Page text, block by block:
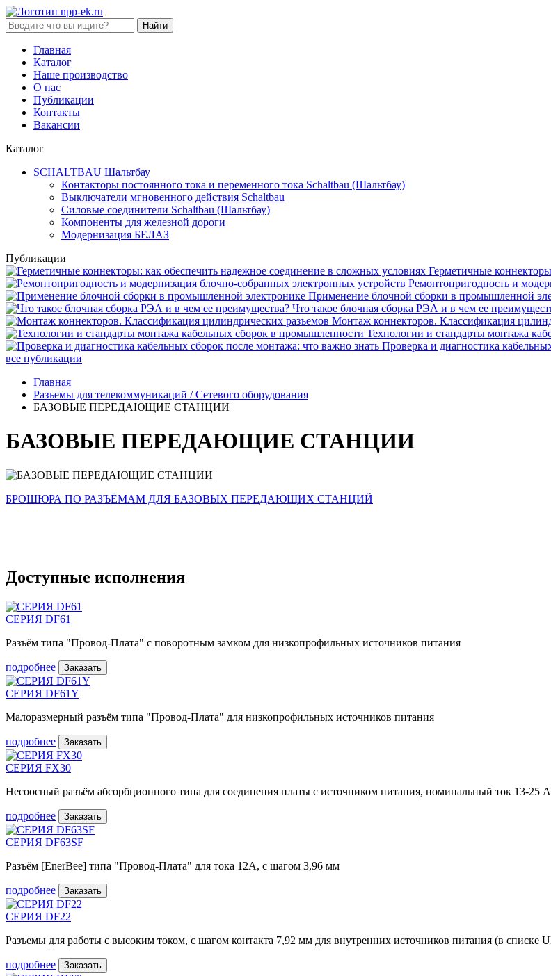
Найти
Главная
Каталог
Наше производство
О нас
Публикации
Контакты
Вакансии
Каталог
SCHALTBAU Шальтбау
Контакторы постоянного тока и переменного тока Sсhaltbau (Шальтбау)
Выключатели мгновенного действия Sсhaltbau
Силовые соединители Sсhaltbau (Шальтбау)
Компоненты для железной дороги
Модернизация БЕЛАЗ
Публикации
Герметичные
Ремонтопригодность и
Применение блочной сборки в промышленной
Что такое блочная сборка РЭА и в чем ее
Монтаж коннекторов. Классификация
Технологии и стандарты монтажа
Проверка и диагностика
все публикации
Главная
Разъемы для телекоммуникаций / Сетевого оборудования
БАЗОВЫЕ ПЕРЕДАЮЩИЕ СТАНЦИИ
БАЗОВЫЕ ПЕРЕДАЮЩИЕ СТАНЦИИ
БРОШЮРА ПО РАЗЪЁМАМ ДЛЯ БАЗОВЫХ ПЕРЕДАЮЩИХ СТАНЦИЙ
Доступные исполнения
СЕРИЯ DF61
Разъём типа "Провод-Плата" с поворотным замком для низкопрофильных источников питания
подробнее Заказать
СЕРИЯ DF61Y
Малоразмерный разъём типа "Провод-Плата" для низкопрофильных источников питания
подробнее Заказать
СЕРИЯ FX30
Несоосный разъём абсорбционного типа для соединения платы с источником питания, номинальный ток 13-25 А
подробнее Заказать
СЕРИЯ DF63SF
Разъём [EnerBee] типа "Провод-Плата" для тока 12А, с шагом 3,96 мм
подробнее Заказать
СЕРИЯ DF22
Разъемы для работы с высоким током, с шагом контакта 7,92 мм для внутренних источников питания (в списке
подробнее Заказать